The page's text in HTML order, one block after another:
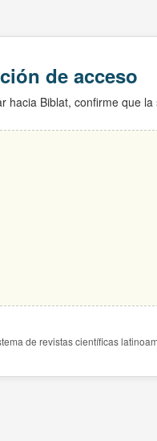
de acceso
hacia Biblat, confirme que
de revistas científicas